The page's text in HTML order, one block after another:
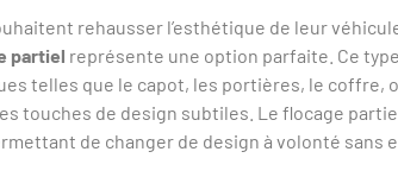
rehausser l’esthétique de leur
partiel représente une option parfaite. Ce
telles que le capot, les portières, le coffre,
touches de design subtiles. Le flocage
de changer de design à volonté sans